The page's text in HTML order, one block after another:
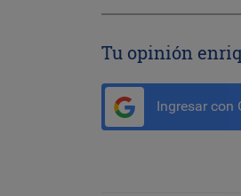
Tu opinión
Ingresar con